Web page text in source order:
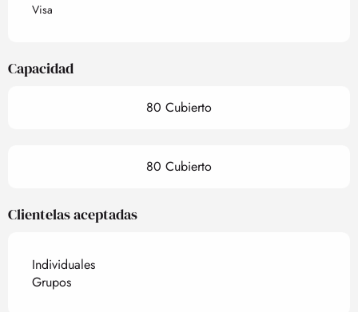
Visa
Capacidad
80 Cubierto
80 Cubierto
Clientelas aceptadas
Individuales
Grupos